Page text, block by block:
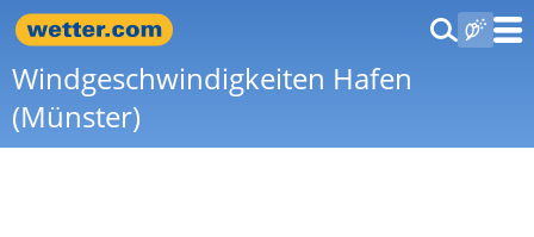
Windgeschwindigkeiten Hafen
(Münster)